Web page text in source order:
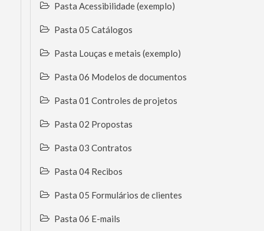
Pasta Acessibilidade (exemplo)
Pasta 05 Catálogos
Pasta Louças e metais (exemplo)
Pasta 06 Modelos de documentos
Pasta 01 Controles de projetos
Pasta 02 Propostas
Pasta 03 Contratos
Pasta 04 Recibos
Pasta 05 Formulários de clientes
Pasta 06 E-mails